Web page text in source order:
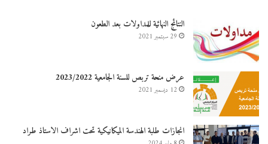
النتائج النهائية للمداولات بعد الطعون
29 سبتمبر 2021
عرض منحة تربص للسنة الجامعية 2023/2022
12 ديسمبر 2021
انجازات طلبة الهندسة الميكانيكية تحت اشراف الاستاذ طراد